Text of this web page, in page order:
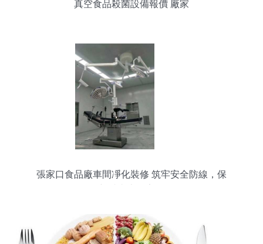
真空食品殺菌設備報價 廠家
張家口食品廠車間凈化裝修 筑牢安全防線，保